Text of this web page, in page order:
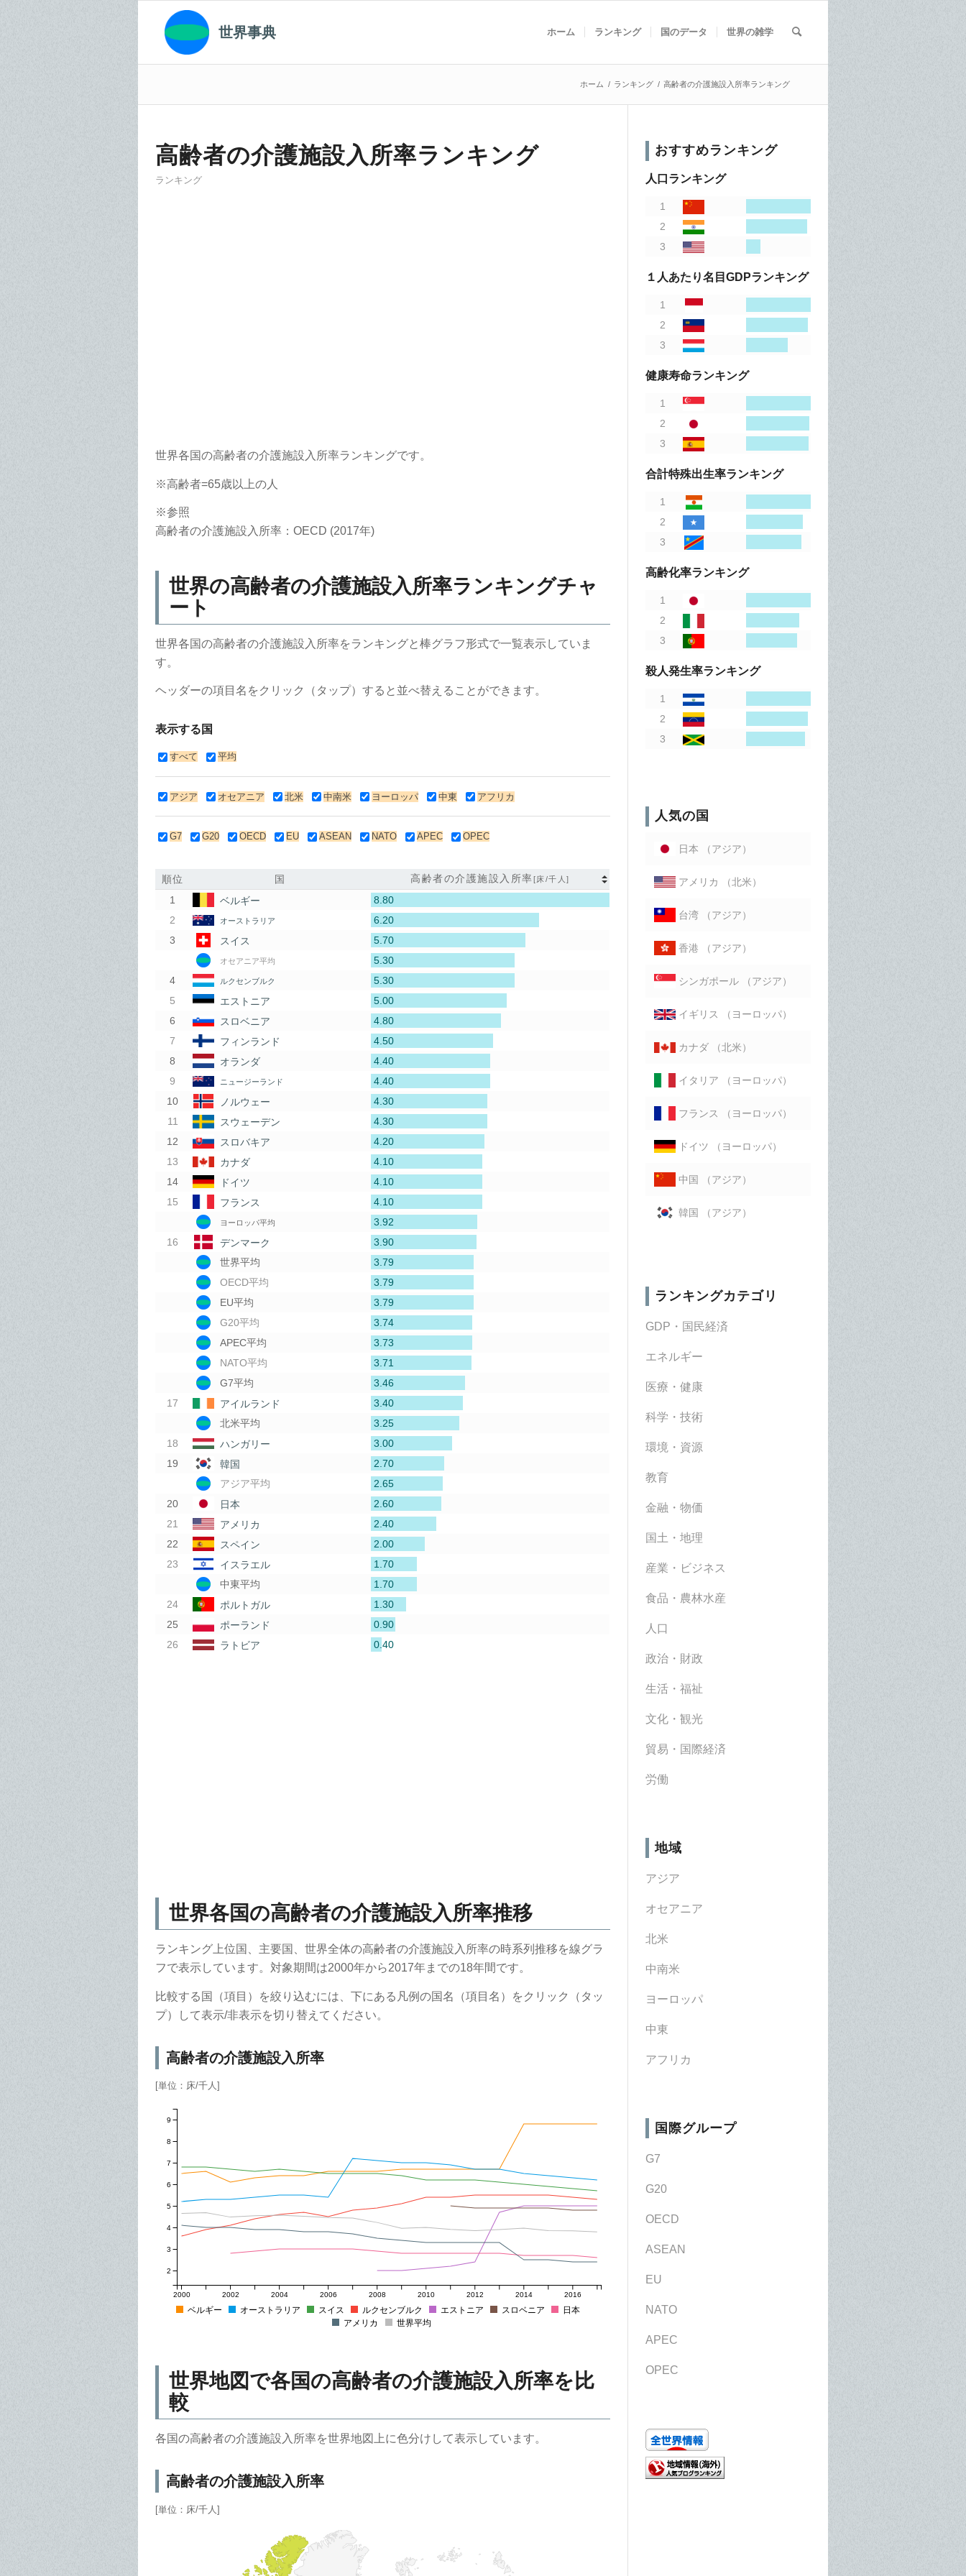
世界事典 ホーム ランキング 国のデータ 世界の雑学
ホーム / ランキング / 高齢者の介護施設入所率ランキング
高齢者の介護施設入所率ランキング
ランキング
世界各国の高齢者の介護施設入所率ランキングです。
※高齢者=65歳以上の人
※参照
高齢者の介護施設入所率：OECD (2017年)
世界の高齢者の介護施設入所率ランキングチャ
ート
世界各国の高齢者の介護施設入所率をランキングと棒グラフ形式で一覧表示していま
す。
ヘッダーの項目名をクリック（タップ）すると並べ替えることができます。
表示する国
すべて 平均
アジア オセアニア 北米 中南米 ヨーロッパ 中東 アフリカ
G7 G20 OECD EU ASEAN NATO APEC OPEC
順位 国 高齢者の介護施設入所率 [床/千人]
ベルギー 8.80
オーストラリア
6.20
スイス
5.70
オセアニア平均 5.30
ルクセンブルク
5.30
エストニア
5.00
スロベニア
4.80
フィンランド
4.50
オランダ
4.40
ニュージーランド
4.40
ノルウェー
4.30
スウェーデン
4.30
スロバキア
4.20
カナダ
4.10
ドイツ
4.10
フランス
4.10
ヨーロッパ平均
3.92
デンマーク
3.90
世界平均
3.79
OECD平均
3.79
EU平均
3.79
G20平均
3.74
APEC平均
3.73
NATO平均
3.71
G7平均
3.46
アイルランド
3.40
北米平均
3.25
ハンガリー
3.00
韓国
2.70
アジア平均
2.65
日本
2.60
アメリカ
2.40
スペイン
2.00
イスラエル
1.70
中東平均
1.70
ポルトガル
1.30
ポーランド
0.90
ラトビア
0.40
世界各国の高齢者の介護施設入所率推移
ランキング上位国、主要国、世界全体の高齢者の介護施設入所率の時系列推移を線グラ
フで表示しています。対象期間は2000年から2017年までの18年間です。
比較する国（項目）を絞り込むには、下にある凡例の国名（項目名）をクリック（タッ
プ）して表示/非表示を切り替えてください。
高齢者の介護施設入所率
[単位：床/千人]
2000 2002 2004 2006 2008 2010 2012 2014 2016
2
3
4
5
6
7
8
9
ベルギー オーストラリア スイス ルクセンブルク エストニア スロベニア
日本
アメリカ
世界平均
世界地図で各国の高齢者の介護施設入所率を比
較
各国の高齢者の介護施設入所率を世界地図上に色分けして表示しています。
高齢者の介護施設入所率
[単位：床/千人]
おすすめランキング
人口ランキング
１人あたり名目GDPランキング
健康寿命ランキング
合計特殊出生率ランキング
高齢化率ランキング
殺人発生率ランキング
人気の国
日本 （アジア）
アメリカ （北米）
台湾 （アジア）
香港 （アジア）
シンガポール （アジア）
イギリス （ヨーロッパ）
カナダ （北米）
イタリア （ヨーロッパ）
フランス （ヨーロッパ）
ドイツ （ヨーロッパ）
中国 （アジア）
韓国 （アジア）
ランキングカテゴリ
GDP・国民経済
エネルギー
医療・健康
科学・技術
環境・資源
教育
金融・物価
国土・地理
産業・ビジネス
食品・農林水産
人口
政治・財政
生活・福祉
文化・観光
貿易・国際経済
労働
地域
アジア
オセアニア
北米
中南米
ヨーロッパ
中東
アフリカ
国際グループ
G7
G20
OECD
ASEAN
EU
NATO
APEC
OPEC